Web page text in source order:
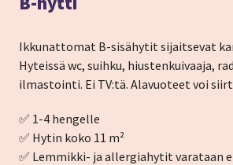
Ikkunattomat B-sisähytit sijaitsevat
Hyteissä wc, suihku, hiustenkuivaaja,
ilmastointi. Ei TV:tä. Alavuoteet voi
✅ 1-4 hengelle
✅ Hytin koko 11 m²
✅ Lemmikki- ja allergiahytit varataan